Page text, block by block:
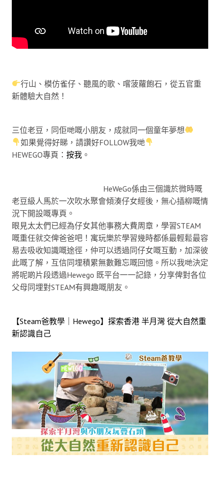
行山、模仿雀仔、聽風的歌、嚐菠蘿飽石，從五官重
新體驗大自然！
三位老豆，同佢哋嘅小朋友，成就同一個童年夢想
如果覺得好睇，請讚好FOLLOW我哋
HEWEGO專頁： 按我 。
HeWeGo係由三個識於微時嘅
老豆級人馬於一次吹水聚會傾湊仔女經後，無心插柳嘅情
況下開設嘅專頁。
眼見太太們已經為仔女其他事務大費周章，學習STEAM
嘅重任就交俾爸爸吧！寓玩樂於學習幾時都係最輕鬆最容
易去吸收知識嘅途徑，仲可以透過同仔女嘅互動，加深彼
此嘅了解，互信同埋積累無數難忘嘅回憶。所以我哋決定
將呢啲片段透過Hewego 既平台一一記錄，分享俾對各位
父母同埋對STEAM有興趣嘅朋友。
【Steam爸教學｜Hewego】探索香港 半月灣 從大自然重
新認識自己